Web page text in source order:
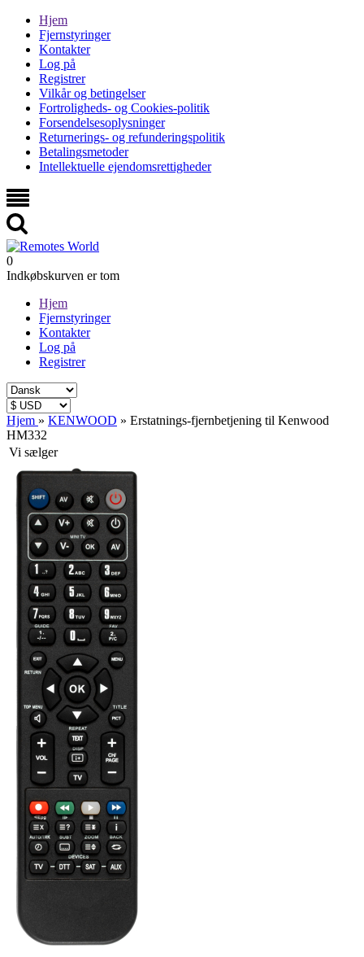
Hjem
Fjernstyringer
Kontakter
Log på
Registrer
Vilkår og betingelser
Fortroligheds- og Cookies-politik
Forsendelsesoplysninger
Returnerings- og refunderingspolitik
Betalingsmetoder
Intellektuelle ejendomsrettigheder
0
Indkøbskurven er tom
Hjem
Fjernstyringer
Kontakter
Log på
Registrer
Hjem » KENWOOD » Erstatnings-fjernbetjening til Kenwood
HM332
Vi sælger